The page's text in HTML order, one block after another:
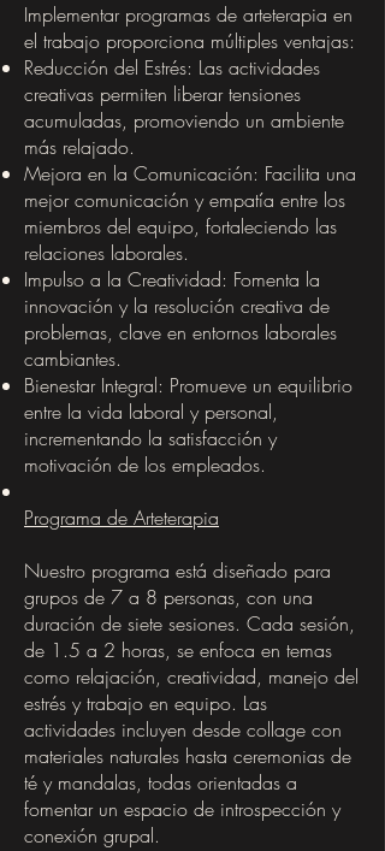
Implementar programas de arteterapia en
el trabajo proporciona múltiples ventajas:
Reducción del Estrés: Las actividades
creativas permiten liberar tensiones
acumuladas, promoviendo un ambiente
más relajado.
Mejora en la Comunicación: Facilita una
mejor comunicación y empatía entre los
miembros del equipo, fortaleciendo las
relaciones laborales.
Impulso a la Creatividad: Fomenta la
innovación y la resolución creativa de
problemas, clave en entornos laborales
cambiantes.
Bienestar Integral: Promueve un equilibrio
entre la vida laboral y personal,
incrementando la satisfacción y
motivación de los empleados.
Programa de Arteterapia
Nuestro programa está diseñado para
grupos de 7 a 8 personas, con una
duración de siete sesiones. Cada sesión,
de 1.5 a 2 horas, se enfoca en temas
como relajación, creatividad, manejo del
estrés y trabajo en equipo. Las
actividades incluyen desde collage con
materiales naturales hasta ceremonias de
té y mandalas, todas orientadas a
fomentar un espacio de introspección y
conexión grupal.